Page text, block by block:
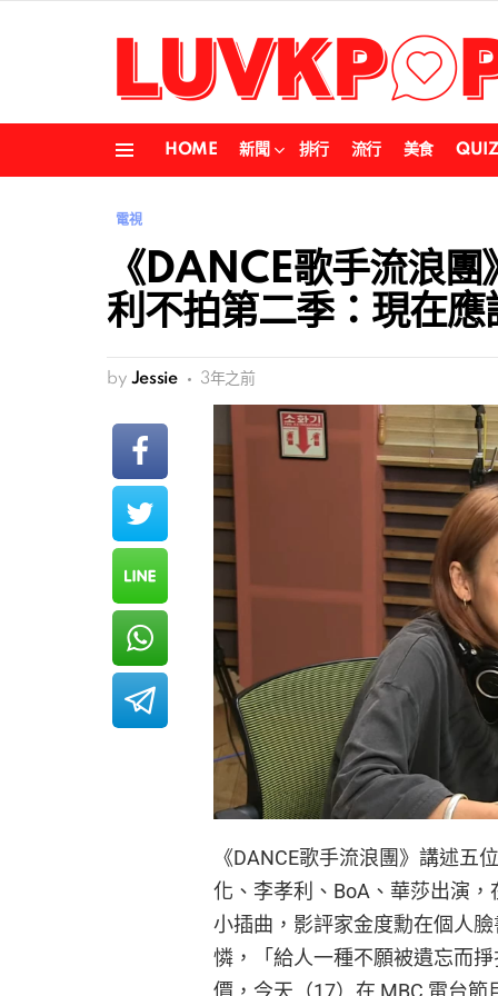
HOME 新聞 排行 流行 美食
電視
《DANCE歌手流浪
利不拍第二季：現在應
by Jessie 3年之前
《DANCE歌手流浪團》講述五
化、李孝利、BoA、華莎出演
小插曲，影評家金度勳在個人
憐，「給人一種不願被遺忘而
價，今天（17）在 MBC 電台